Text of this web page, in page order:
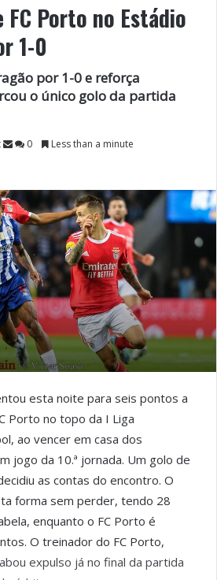
FC Porto no Estádio
1-0
por 1-0 e reforça
o único golo da partida
0
Less than a minute
esta noite para seis pontos a
Porto no topo da I Liga
ao vencer em casa dos
jogo da 10.ª jornada. Um golo de
as contas do encontro. O
forma sem perder, tendo 28
enquanto o FC Porto é
O treinador do FC Porto,
expulso já no final da partida